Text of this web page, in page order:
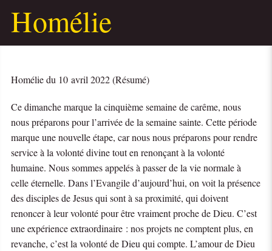
Homélie
Homélie du 10 avril 2022 (Résumé)
Ce dimanche marque la cinquième semaine de carême, nous
nous préparons pour l’arrivée de la semaine sainte. Cette période
marque une nouvelle étape, car nous nous préparons pour rendre
service à la volonté divine tout en renonçant à la volonté
humaine. Nous sommes appelés à passer de la vie normale à
celle éternelle. Dans l’Evangile d’aujourd’hui, on voit la présence
des disciples de Jesus qui sont à sa proximité, qui doivent
renoncer à leur volonté pour être vraiment proche de Dieu. C’est
une expérience extraordinaire : nos projets ne comptent plus, en
revanche, c’est la volonté de Dieu qui compte. L’amour de Dieu